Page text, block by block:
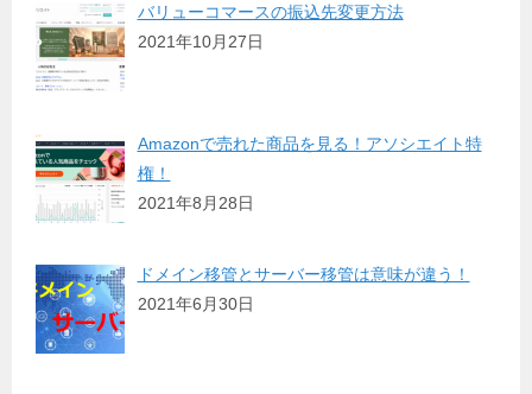
バリューコマースの振込先変更方法
2021年10月27日
Amazonで売れた商品を見る！アソシエイト特
権！
2021年8月28日
ドメイン移管とサーバー移管は意味が違う！
2021年6月30日